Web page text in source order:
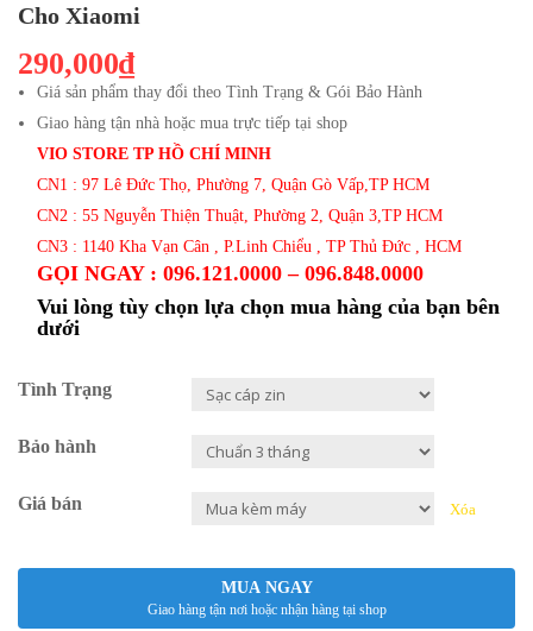
Cho Xiaomi
290,000₫
Giá sản phẩm thay đổi theo Tình Trạng & Gói Bảo Hành
Giao hàng tận nhà hoặc mua trực tiếp tại shop
VIO STORE TP HỒ CHÍ MINH
CN1 : 97 Lê Đức Thọ, Phường 7, Quận Gò Vấp,TP HCM
CN2 : 55 Nguyễn Thiện Thuật, Phường 2, Quận 3,TP HCM
CN3 : 1140 Kha Vạn Cân , P.Linh Chiểu , TP Thủ Đức , HCM
GỌI NGAY : 096.121.0000 – 096.848.0000
Vui lòng tùy chọn lựa chọn mua hàng của bạn bên
dưới
Tình Trạng
Bảo hành
Giá bán Xóa
MUA NGAY
Giao hàng tận nơi hoặc nhận hàng tại shop